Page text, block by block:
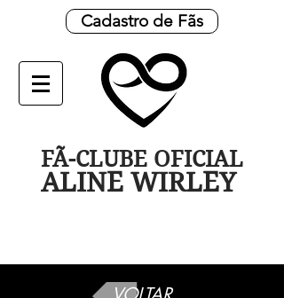
Cadastro de Fãs
FÃ-CLUBE OFICIAL
ALINE WIRLEY